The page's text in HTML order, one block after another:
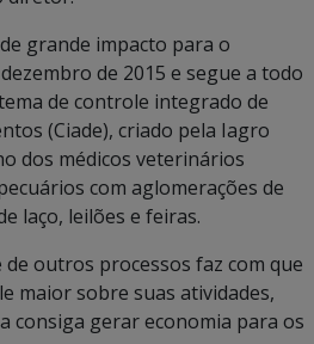
grande impacto para o
de 2015 e segue a todo
de controle integrado de
(Ciade), criado pela Iagro
dos médicos veterinários
com aglomerações de
laço, leilões e feiras.
outros processos faz com que
maior sobre suas atividades,
consiga gerar economia para os